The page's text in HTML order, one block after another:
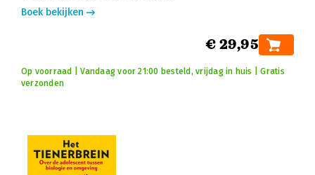
Boek bekijken
€ 29,95
Op voorraad | Vandaag voor 21:00 besteld, vrijdag in huis | Gratis
verzonden